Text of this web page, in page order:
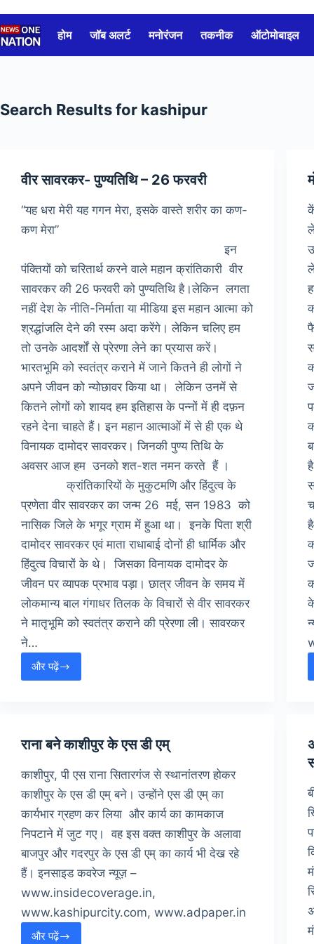
to
content
होम जॉब अलर्ट मनोरंजन तकनीक ऑटोमोबाइल
Search Results for kashipur
वीर सावरकर- पुण्यतिथि – 26 फरवरी
“यह धरा मेरी यह गगन मेरा, इसके वास्ते शरीर का कण-
कण मेरा”
इन
पंक्तियों को चरितार्थ करने वाले महान क्रांतिकारी वीर
सावरकर की 26 फरवरी को पुण्यतिथि है।लेकिन लगता
नहीं देश के नीति-निर्माता या मीडिया इस महान आत्मा को
श्रद्धांजलि देने की रस्म अदा करेंगे। लेकिन चलिए हम
तो उनके आदर्शों से प्रेरणा लेने का प्रयास करें।
भारतभूमि को स्वतंत्र कराने में जाने कितने ही लोगों ने
अपने जीवन को न्योछावर किया था। लेकिन उनमें से
कितने लोगों को शायद हम इतिहास के पन्नों में ही दफ़न
रहने देना चाहते हैं। इन महान आत्माओं में से ही एक थे
विनायक दामोदर सावरकर। जिनकी पुण्य तिथि के
अवसर आज हम उनको शत-शत नमन करते हैं ।
क्रांतिकारियों के मुकुटमणि और हिंदुत्व के
प्रणेता वीर सावरकर का जन्म 26 मई, सन 1983 को
नासिक जिले के भगूर ग्राम में हुआ था। इनके पिता श्री
दामोदर सावरकर एवं माता राधाबाई दोनों ही धार्मिक और
हिंदुत्व विचारों के थे। जिसका विनायक दामोदर के
जीवन पर व्यापक प्रभाव पड़ा। छात्र जीवन के समय में
लोकमान्य बाल गंगाधर तिलक के विचारों से वीर सावरकर
ने मातृभूमि को स्वतंत्र कराने की प्रेरणा ली। सावरकर
ने…
और पढ़ें
वीर
26
राना बने काशीपुर के एस डी एम्
काशीपुर, पी एस राना सितारगंज से स्थानांतरण होकर
काशीपुर के एस डी एम् बने। उन्होंने एस डी एम् का
कार्यभार ग्रहण कर लिया और कार्य का कामकाज
निपटाने में जुट गए। वह इस वक्त काशीपुर के अलावा
बाजपुर और गदरपुर के एस डी एम् का कार्य भी देख रहे
हैं। इनसाइड कवरेज न्यूज़ –
www.insidecoverage.in,
www.kashipurcity.com, www.adpaper.in
और पढ़ें